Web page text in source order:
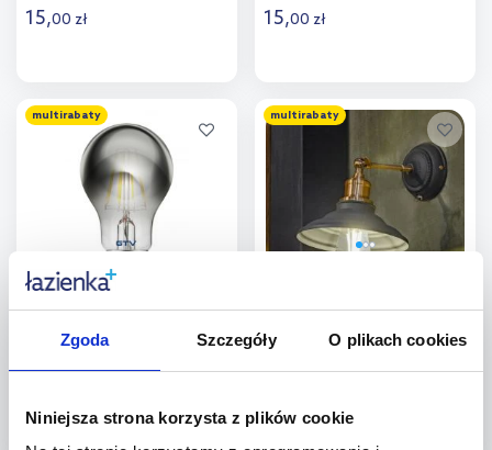
Zgoda Szczegóły O plikach cookies
Niniejsza strona korzysta z plików cookie
15,00 zł
Dodaj do
porównania
15,00 zł
Dodaj do
porównania
multirabaty
GTV żarówka LED 1x8 W 2700
K E27 LD-A60FPE8-30
multirabaty
4000 K E27 LD-ST64FLE6-40